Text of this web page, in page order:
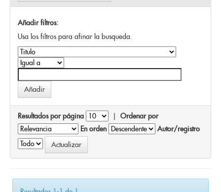
Añadir filtros:
Usa los filtros para afinar la busqueda.
Resultados por página | Ordenar por
En orden
Autor/registro